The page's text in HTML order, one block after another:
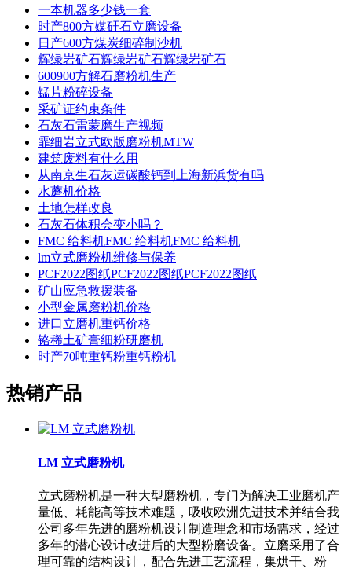
一本机器多少钱一套
时产800方媒矸石立磨设备
日产600方煤炭细碎制沙机
辉绿岩矿石辉绿岩矿石辉绿岩矿石
600900方解石磨粉机生产
锰片粉碎设备
采矿证约束条件
石灰石雷蒙磨生产视频
霏细岩立式欧版磨粉机MTW
建筑废料有什么用
从南京生石灰运碳酸钙到上海新浜货有吗
水蘑机价格
土地怎样改良
石灰石体积会变小吗？
FMC 给料机FMC 给料机FMC 给料机
lm立式磨粉机维修与保养
PCF2022图纸PCF2022图纸PCF2022图纸
矿山应急救援装备
小型金属磨粉机价格
进口立磨机重钙价格
铬稀土矿膏细粉研磨机
时产70吨重钙粉重钙粉机
热销产品
LM 立式磨粉机
立式磨粉机是一种大型磨粉机，专门为解决工业磨机产
量低、耗能高等技术难题，吸收欧洲先进技术并结合我
公司多年先进的磨粉机设计制造理念和市场需求，经过
多年的潜心设计改进后的大型粉磨设备。立磨采用了合
理可靠的结构设计，配合先进工艺流程，集烘干、粉